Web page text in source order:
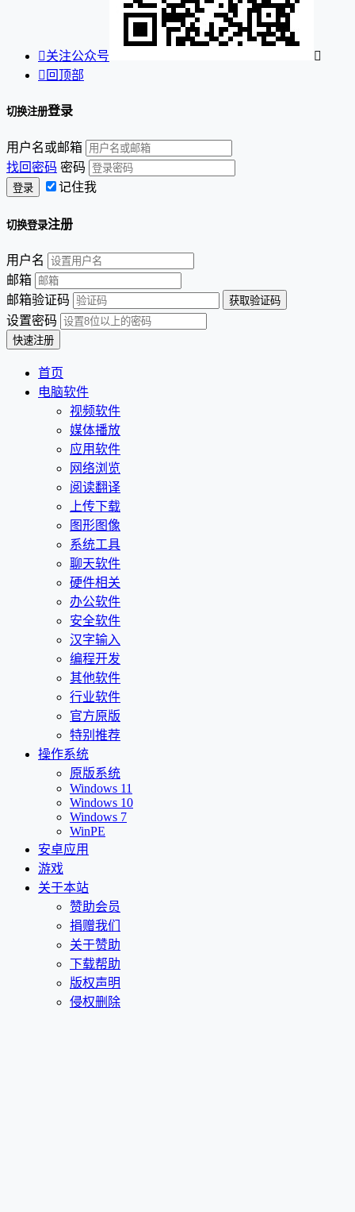
关注公众号

 回顶部
切换注册登录
用户名或邮箱
找回密码 密码
记住我
切换登录注册
用户名
邮箱
邮箱验证码
设置密码
首页
电脑软件
视频软件
媒体播放
应用软件
网络浏览
阅读翻译
上传下载
图形图像
系统工具
聊天软件
硬件相关
办公软件
安全软件
汉字输入
编程开发
其他软件
行业软件
官方原版
特别推荐
操作系统
原版系统
Windows 11
Windows 10
Windows 7
WinPE
安卓应用
游戏
关于本站
赞助会员
捐赠我们
关于赞助
下载帮助
版权声明
侵权删除